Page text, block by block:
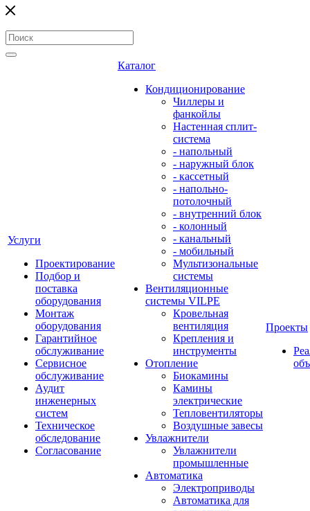
Услуги
Проектирование
Подбор и
поставка
оборудования
Монтаж
оборудования
Гарантийное
обслуживание
Сервисное
обслуживание
Аудит
инженерных
систем
Техническое
обследование
Согласование
Каталог
Кондиционирование
Чиллеры и
фанкойлы
Настенная сплит-
система
- напольный
- наружный блок
- кассетный
- напольно-
потолочный
- внутренний блок
- колонный
- канальный
- мобильный
Мультизональные
системы
Вентиляционные
системы VILPE
Кровельная
вентиляция
Крепления и
инструменты
Отопление
Биокамины
Камины
электрические
Тепловентиляторы
Воздушные завесы
Увлажнители
Увлажнители
промышленные
Автоматика
Электроприводы
Автоматика для
Проекты